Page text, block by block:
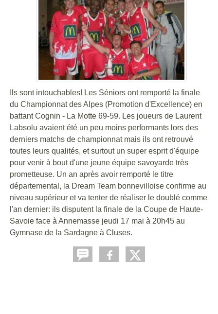
Ils sont intouchables! Les Séniors ont remporté la finale
du Championnat des Alpes (Promotion d'Excellence) en
battant Cognin - La Motte 69-59. Les joueurs de Laurent
Labsolu avaient été un peu moins performants lors des
derniers matchs de championnat mais ils ont retrouvé
toutes leurs qualités, et surtout un super esprit d'équipe
pour venir à bout d'une jeune équipe savoyarde très
prometteuse. Un an après avoir remporté le titre
départemental, la Dream Team bonnevilloise confirme au
niveau supérieur et va tenter de réaliser le doublé comme
l'an dernier: ils disputent la finale de la Coupe de Haute-
Savoie face à Annemasse jeudi 17 mai à 20h45 au
Gymnase de la Sardagne à Cluses.